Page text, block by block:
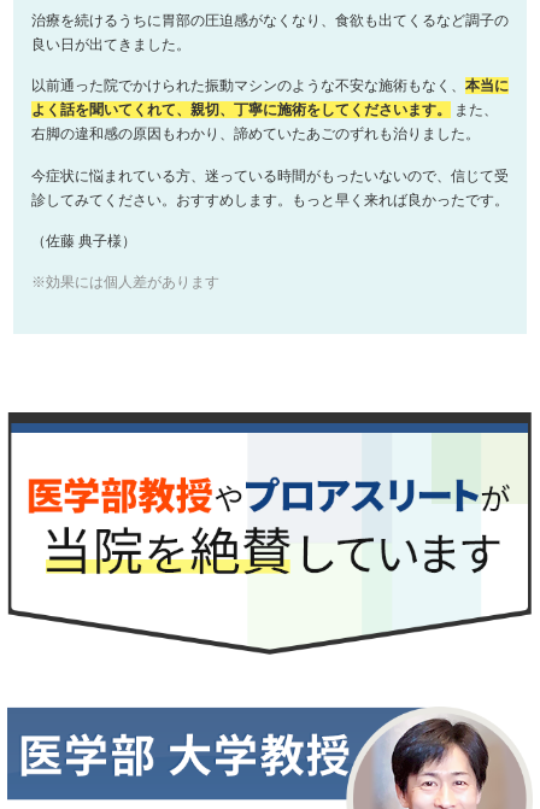
治療を続けるうちに胃部の圧迫感がなくなり、食欲も出てくるなど調子の
良い日が出てきました。
以前通った院でかけられた振動マシンのような不安な施術もなく、 本当に
よく話を聞いてくれて、親切、丁寧に施術をしてくださいます。
また、
右脚の違和感の原因もわかり、諦めていたあごのずれも治りました。
今症状に悩まれている方、迷っている時間がもったいないので、信じて受
診してみてください。おすすめします。もっと早く来れば良かったです。
（佐藤 典子様）
※効果には個人差があります